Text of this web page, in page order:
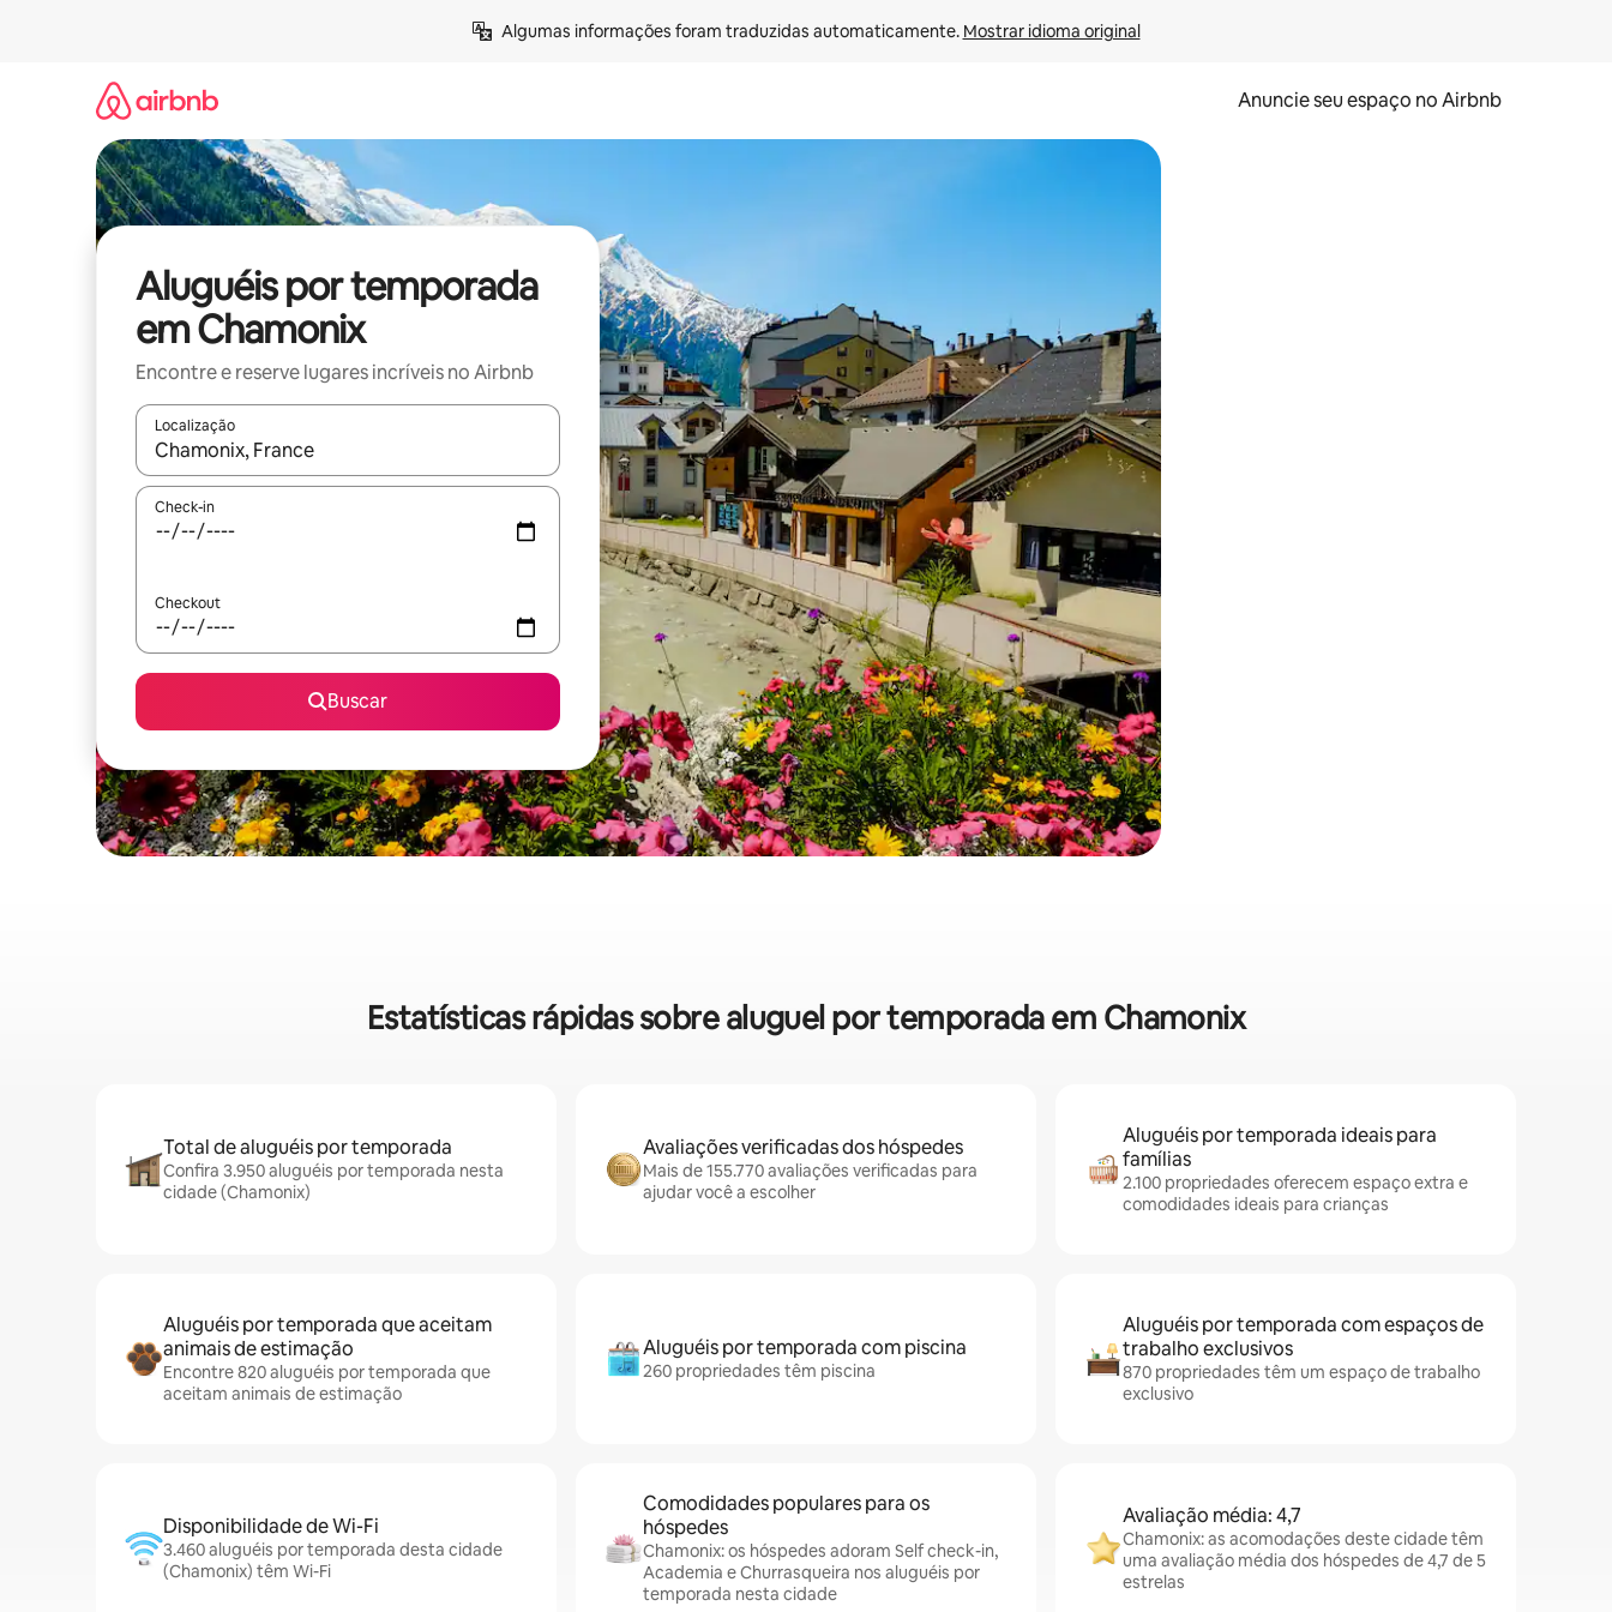
Algumas informações foram traduzidas automaticamente. Mostrar idioma original
Anuncie seu espaço no Airbnb
Aluguéis por temporada
em Chamonix
Encontre e reserve lugares incríveis no Airbnb
Localização
Quando os resultados estiverem disponíveis, explore-os usando as seta para cima e para baixo do teclado ou tocando e deslizando o dedo na tela.
Check-in
Checkout
Buscar
Estatísticas rápidas sobre aluguel por temporada em Chamonix
Total de aluguéis por temporada
Confira 3.950 aluguéis por temporada nesta
cidade (Chamonix)
Avaliações verificadas dos hóspedes
Mais de 155.770 avaliações verificadas para
ajudar você a escolher
Aluguéis por temporada ideais para
famílias
2.100 propriedades oferecem espaço extra e
comodidades ideais para crianças
Aluguéis por temporada que aceitam
animais de estimação
Encontre 820 aluguéis por temporada que
aceitam animais de estimação
Aluguéis por temporada com piscina
260 propriedades têm piscina
Aluguéis por temporada com espaços de
trabalho exclusivos
870 propriedades têm um espaço de trabalho
exclusivo
Disponibilidade de Wi-Fi
3.460 aluguéis por temporada desta cidade
(Chamonix) têm Wi-Fi
Comodidades populares para os
hóspedes
Chamonix: os hóspedes adoram Self check-in,
Academia e Churrasqueira nos aluguéis por
temporada nesta cidade
Avaliação média: 4,7
Chamonix: as acomodações deste cidade têm
uma avaliação média dos hóspedes de 4,7 de 5
estrelas